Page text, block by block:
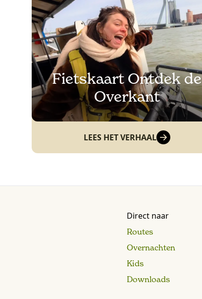
Fietskaart Ontdek de
Overkant
LEES HET VERHAAL
Direct naar
Routes
Overnachten
Kids
Downloads